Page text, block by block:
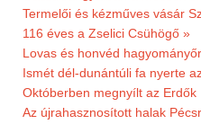
Termelői és kézműves vásár
116 éves a Zselici Csühögő »
Lovas és honvéd
Ismét dél-dunántúli fa nyerte
Októberben megnyílt az
Az újrahasznosított halak